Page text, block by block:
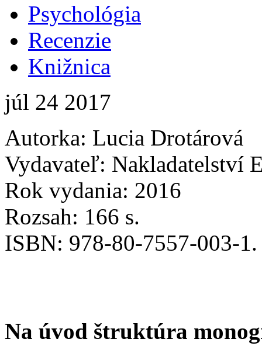
Psychológia
Recenzie
Knižnica
júl 24 2017
Autorka: Lucia Drotárová
Vydavateľ: Nakladatelství
Rok vydania: 2016
Rozsah: 166 s.
ISBN: 978-80-7557-003-1.
Na úvod štruktúra